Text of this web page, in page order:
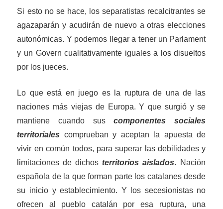
Si esto no se hace, los separatistas recalcitrantes se
agazaparán y acudirán de nuevo aotras elecciones
autonómicas. Y podemos llegar a tener un Parlament
y un Govern cualitativamente iguales a los disueltos
por los jueces.
Lo que está en juego es la ruptura de una de las
naciones más viejas de Europa. Y que surgió y se
mantiene cuando suscomponentes sociales
territoriales comprueban y aceptan la apuesta de
vivir en común todos, para superar las debilidades y
limitaciones de dichosterritorios aislados. Nación
española de la que forman parte los catalanesdesde
su inicio y establecimiento. Y los secesionistas no
ofrecen al pueblo catalán por esa ruptura, una